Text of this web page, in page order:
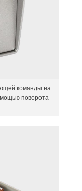
команды на
поворота